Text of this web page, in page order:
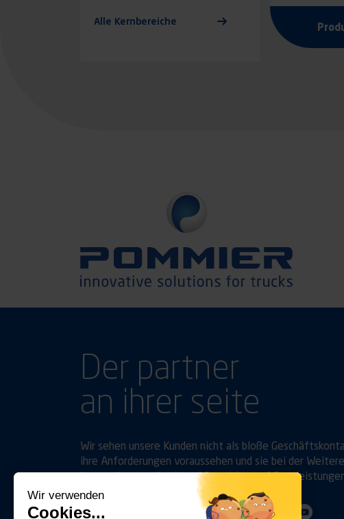
Wir verwenden
Cookies...
Alle Kernbereiche
Der partner
an ihrer seite
Wir sehen unsere Kunden nicht als bloße
ihre Anforderungen voraussehen und sie bei der
legen, ebenso wie sie, größten Wert auf
Folgen Sie uns auf Linkedin Youtube